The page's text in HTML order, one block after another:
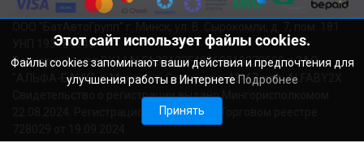
УНП 193784748.
Расчетный счет BY11ALFA30122F48260010270000 в ЗАО
"АЛЬФА-БАНК", г. Минск, ул. Сурганова, 43-47, код ALFABY2X
Свидетельство о регистрации выдано Мингорисполкомом
22.08.2024. Регистрационный номер в Торговом реестре
Этот сайт использует файлы cookies.
Файлы cookies запоминают ваши действия и предпочтения для
улучшения работы в Интернете Подробнее
Принять